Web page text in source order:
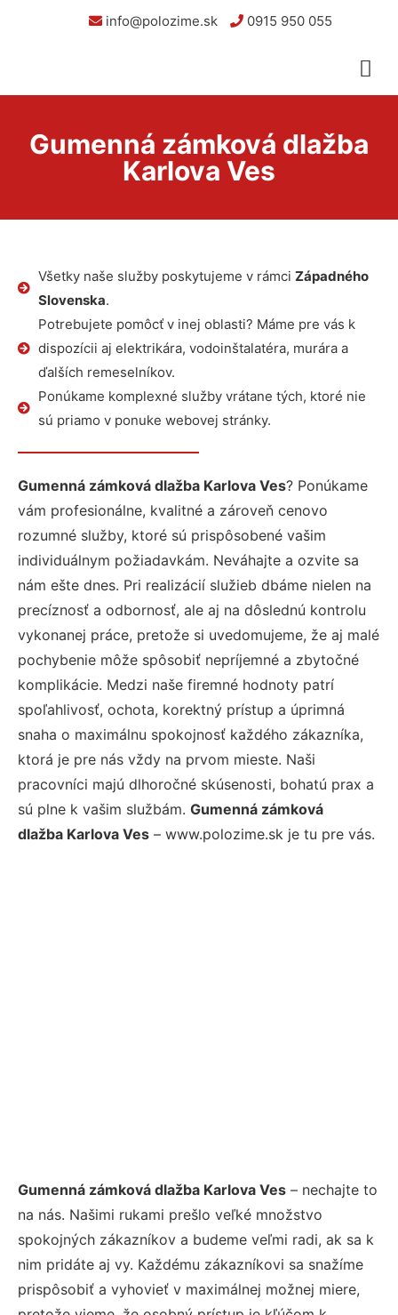
info@polozime.sk 0915 950 055
Gumenná zámková dlažba
Karlova Ves
Všetky naše služby poskytujeme v rámci Západného
Slovenska.
Potrebujete pomôcť v inej oblasti? Máme pre vás k
dispozícii aj elektrikára, vodoinštalatéra, murára a
ďalších remeselníkov.
Ponúkame komplexné služby vrátane tých, ktoré nie
sú priamo v ponuke webovej stránky.
Gumenná zámková dlažba Karlova Ves? Ponúkame
vám profesionálne, kvalitné a zároveň cenovo
rozumné služby, ktoré sú prispôsobené vašim
individuálnym požiadavkám. Neváhajte a ozvite sa
nám ešte dnes. Pri realizácií služieb dbáme nielen na
precíznosť a odbornosť, ale aj na dôslednú kontrolu
vykonanej práce, pretože si uvedomujeme, že aj malé
pochybenie môže spôsobiť nepríjemné a zbytočné
komplikácie. Medzi naše firemné hodnoty patrí
spoľahlivosť, ochota, korektný prístup a úprimná
snaha o maximálnu spokojnosť každého zákazníka,
ktorá je pre nás vždy na prvom mieste. Naši
pracovníci majú dlhoročné skúsenosti, bohatú prax a
sú plne k vašim službám. Gumenná zámková
dlažba Karlova Ves – www.polozime.sk je tu pre vás.
Gumenná zámková dlažba Karlova Ves – nechajte to
na nás. Našimi rukami prešlo veľké množstvo
spokojných zákazníkov a budeme veľmi radi, ak sa k
nim pridáte aj vy. Každému zákazníkovi sa snažíme
prispôsobiť a vyhovieť v maximálnej možnej miere,